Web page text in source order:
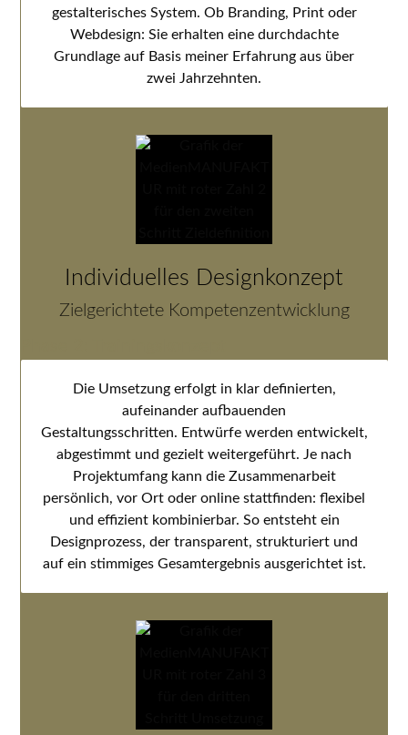
gestalterisches System. Ob Branding, Print oder
Webdesign: Sie erhalten eine durchdachte
Grundlage auf Basis meiner Erfahrung aus über
zwei Jahrzehnten.
Individuelles Designkonzept
Zielgerichtete Kompetenzentwicklung
Die Umsetzung erfolgt in klar definierten,
aufeinander aufbauenden
Gestaltungsschritten. Entwürfe werden entwickelt,
abgestimmt und gezielt weitergeführt. Je nach
Projektumfang kann die Zusammenarbeit
persönlich, vor Ort oder online stattfinden: flexibel
und effizient kombinierbar. So entsteht ein
Designprozess, der transparent, strukturiert und
auf ein stimmiges Gesamtergebnis ausgerichtet ist.